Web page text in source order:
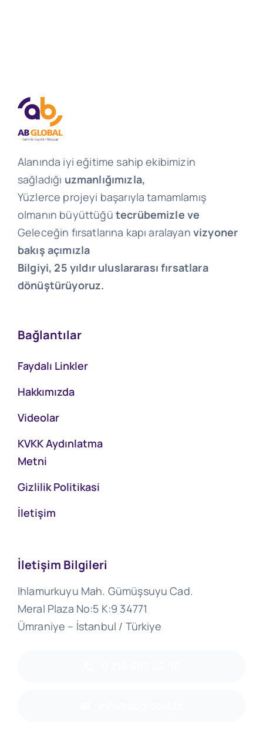
Alanında iyi eğitime sahip ekibimizin
sağladığı uzmanlığımızla,
Yüzlerce projeyi başarıyla tamamlamış
olmanın büyüttüğü tecrübemizle ve
Geleceğin fırsatlarına kapı aralayan vizyoner
bakış açımızla
Bilgiyi, 25 yıldır uluslararası fırsatlara
dönüştürüyoruz.
Bağlantılar
Faydalı Linkler
Hakkımızda
Videolar
KVKK Aydınlatma
Metni
Gizlilik Politikasi
İletişim
İletişim Bilgileri
Ihlamurkuyu Mah. Gümüşsuyu Cad.
Meral Plaza No:5 K:9 34771
Ümraniye – İstanbul / Türkiye